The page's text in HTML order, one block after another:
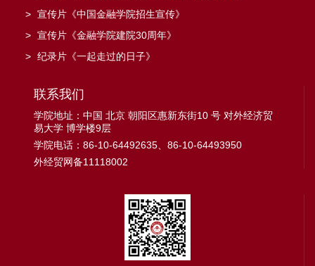
> 宣传片《中国金融学院招生宣传》
> 宣传片《金融学院建院30周年》
> 纪录片《一起走过的日子》
联系我们
学院地址：中国 北京 朝阳区惠新东街10 号 对外经济贸
易大学 博学楼9层
学院电话：86-10-64492635、86-10-64493950
外经贸网备11118002